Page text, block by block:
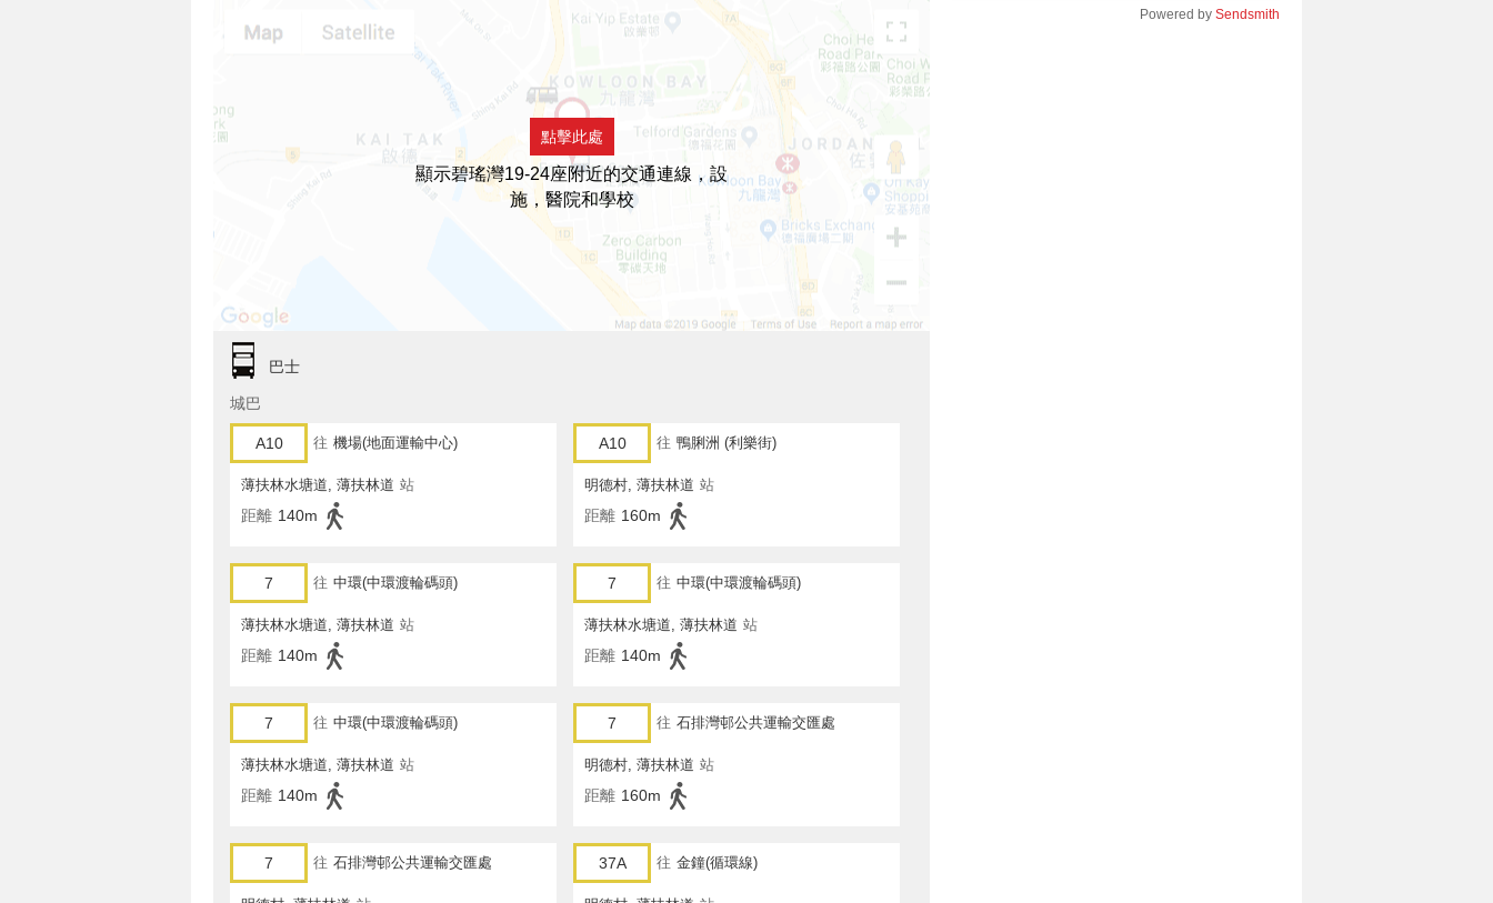
Powered by Sendsmith
點擊此處
顯示碧瑤灣19-24座附近的交通連線，設
施，醫院和學校
巴士
城巴
A10 往 機場(地面運輸中心)
薄扶林水塘道, 薄扶林道 站
距離 140m
A10 往 鴨脷洲 (利樂街)
明德村, 薄扶林道 站
距離 160m
7 往 中環(中環渡輪碼頭)
薄扶林水塘道, 薄扶林道 站
距離 140m
7 往 中環(中環渡輪碼頭)
薄扶林水塘道, 薄扶林道 站
距離 140m
7 往 中環(中環渡輪碼頭)
薄扶林水塘道, 薄扶林道 站
距離 140m
7 往 石排灣邨公共運輸交匯處
明德村, 薄扶林道 站
距離 160m
7 往 石排灣邨公共運輸交匯處 37A 往 金鐘(循環線)